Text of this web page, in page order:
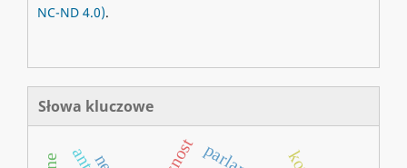
NC-ND 4.0).
Słowa kluczowe